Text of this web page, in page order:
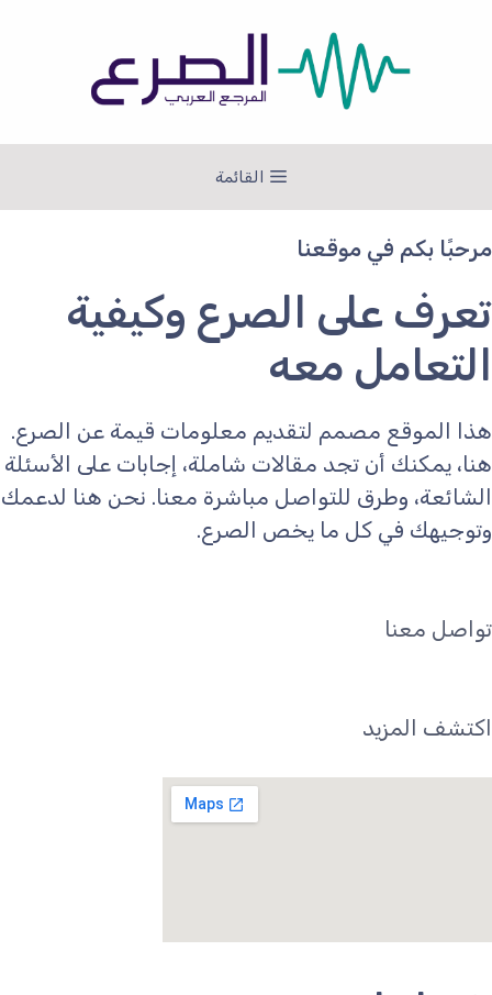
القائمة
مرحبًا بكم في موقعنا
تعرف على الصرع وكيفية
التعامل معه
هذا الموقع مصمم لتقديم معلومات قيمة عن الصرع.
هنا، يمكنك أن تجد مقالات شاملة، إجابات على الأسئلة
الشائعة، وطرق للتواصل مباشرة معنا. نحن هنا لدعمك
وتوجيهك في كل ما يخص الصرع.
تواصل معنا
اكتشف المزيد